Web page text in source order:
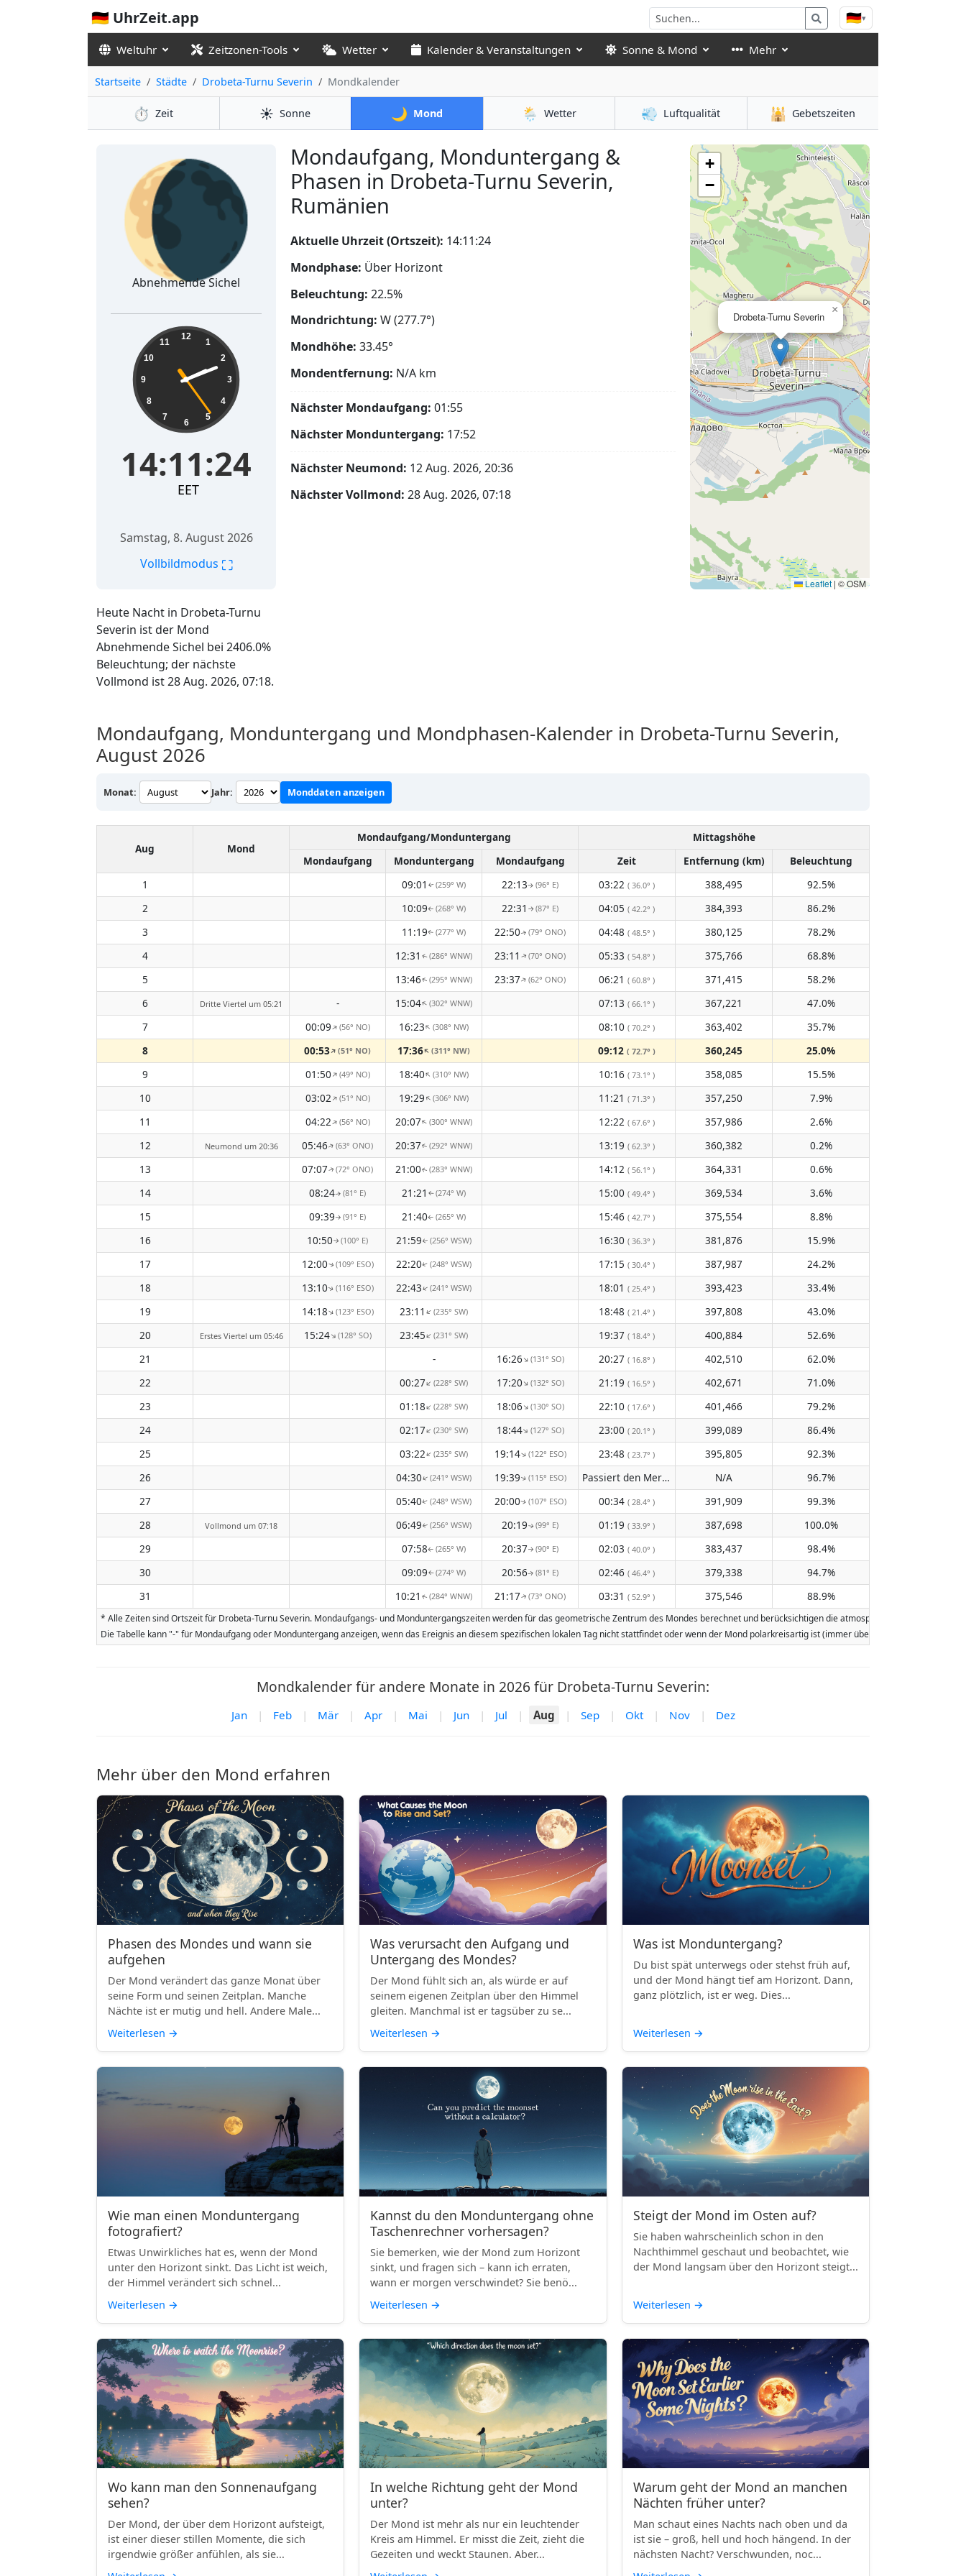
🇩🇪 UhrZeit.app 🇩🇪▾
Weltuhr Zeitzonen-Tools Wetter Kalender & Veranstaltungen Sonne & Mond Mehr
Startseite Städte Drobeta-Turnu Severin Mondkalender
⏱️ Zeit ☀️ Sonne 🌙 Mond 🌦️ Wetter 💨 Luftqualität 🕌 Gebetszeiten
Mondaufgang, Monduntergang &
Phasen in Drobeta-Turnu Severin,
Rumänien
Heute Nacht in Drobeta-Turnu
Severin ist der Mond
Abnehmende Sichel bei 2406.0%
Beleuchtung; der nächste
Vollmond ist 28 Aug. 2026, 07:18.
🌘
Abnehmende Sichel
14:11:25 12
1
2
3
4
5
6
7
8
9
10
11
14:11:25
EET
Samstag, 8. August 2026
Vollbildmodus ⛶
Aktuelle Uhrzeit (Ortszeit): 14:11:25
Mondphase: Über Horizont
Beleuchtung: 22.5%
Mondrichtung: W (277.7°)
Mondhöhe: 33.45°
Mondentfernung: N/A km
Nächster Mondaufgang: 01:55
Nächster Monduntergang: 17:52
Nächster Neumond: 12 Aug. 2026, 20:36
Nächster Vollmond: 28 Aug. 2026, 07:18
Drobeta-Turnu Severin
×
+
−
Leaflet | © OSM
Mondaufgang, Monduntergang und Mondphasen-Kalender in Drobeta-Turnu Severin,
August 2026
Monat: Jahr: Monddaten anzeigen
Aug Mond
Mondaufgang/Monduntergang
Mittagshöhe
Mondaufgang
Monduntergang Mondaufgang Zeit Entfernung (km)
Beleuchtung
1
09:01 ↑(259° W) 22:13↑(96° E) 03:22 ( 36.0° ) 388,495
92.5%
2
10:09↑(268° W) 22:31 ↑(87° E) 04:05 ( 42.2° ) 384,393
86.2%
3
11:19↑(277° W) 22:50↑(79° ONO) 04:48 ( 48.5° ) 380,125
78.2%
4
12:31 ↑(286° WNW) 23:11 ↑(70° ONO) 05:33 ( 54.8° ) 375,766
68.8%
5
13:46↑(295° WNW) 23:37↑(62° ONO) 06:21 ( 60.8° ) 371,415
58.2%
6
Dritte Viertel um 05:21 - 15:04↑(302° WNW) 07:13 ( 66.1° ) 367,221
47.0%
7
00:09↑(56° NO) 16:23↑(308° NW) 08:10 ( 70.2° ) 363,402
35.7%
8
00:53↑(51° NO) 17:36↑(311° NW) 09:12 ( 72.7° ) 360,245
25.0%
9
01:50↑(49° NO) 18:40↑(310° NW) 10:16 ( 73.1° ) 358,085
15.5%
10
03:02↑(51° NO) 19:29↑(306° NW) 11:21 ( 71.3° ) 357,250
7.9%
11
04:22↑(56° NO) 20:07↑(300° WNW) 12:22 ( 67.6° ) 357,986
2.6%
12
Neumond um 20:36 05:46↑(63° ONO) 20:37↑(292° WNW) 13:19 ( 62.3° ) 360,382
0.2%
13
07:07↑(72° ONO) 21:00↑(283° WNW) 14:12 ( 56.1° ) 364,331
0.6%
14
08:24↑(81° E) 21:21 ↑(274° W) 15:00 ( 49.4° ) 369,534
3.6%
15
09:39↑(91° E) 21:40↑(265° W) 15:46 ( 42.7° ) 375,554
8.8%
16
10:50↑(100° E) 21:59↑(256° WSW) 16:30 ( 36.3° ) 381,876
15.9%
17
12:00↑(109° ESO) 22:20↑(248° WSW) 17:15 ( 30.4° ) 387,987
24.2%
18
13:10↑(116° ESO) 22:43↑(241° WSW) 18:01 ( 25.4° ) 393,423
33.4%
19
14:18↑(123° ESO) 23:11↑(235° SW) 18:48 ( 21.4° ) 397,808
43.0%
20
Erstes Viertel um 05:46 15:24↑(128° SO) 23:45↑(231° SW) 19:37 ( 18.4° ) 400,884
52.6%
21
- 16:26↑(131° SO) 20:27 ( 16.8° ) 402,510
62.0%
22
00:27↑(228° SW) 17:20↑(132° SO) 21:19 ( 16.5° ) 402,671
71.0%
23
01:18↑(228° SW) 18:06↑(130° SO) 22:10 ( 17.6° ) 401,466
79.2%
24
02:17↑(230° SW) 18:44↑(127° SO) 23:00 ( 20.1° ) 399,089
86.4%
25
03:22↑(235° SW) 19:14↑(122° ESO) 23:48 ( 23.7° ) 395,805
92.3%
26
04:30↑(241° WSW) 19:39↑(115° ESO) Passiert den Meridian nicht ( N/A )
N/A
96.7%
27
05:40↑(248° WSW) 20:00↑(107° ESO) 00:34 ( 28.4° ) 391,909
99.3%
28
Vollmond um 07:18 06:49↑(256° WSW) 20:19↑(99° E) 01:19 ( 33.9° ) 387,698
100.0%
29
07:58↑(265° W) 20:37↑ (90° E) 02:03 ( 40.0° ) 383,437
98.4%
30
09:09↑(274° W) 20:56↑(81° E) 02:46 ( 46.4° ) 379,338
94.7%
31
10:21 ↑(284° WNW) 21:17↑(73° ONO) 03:31 ( 52.9° ) 375,546 88.9%
* Alle Zeiten sind Ortszeit für Drobeta-Turnu Severin. Mondaufgangs- und Monduntergangszeiten werden für das geometrische Zentrum des Mondes berechnet und berücksichtigen die atmosphärische
Die Tabelle kann "-" für Mondaufgang oder Monduntergang anzeigen, wenn das Ereignis an diesem spezifischen lokalen Tag nicht stattfindet oder wenn der Mond polarkreisartig ist (immer über oder immer unter
Mondkalender für andere Monate in 2026 für Drobeta-Turnu Severin:
Jan | Feb | Mär | Apr | Mai | Jun | Jul | Aug | Sep | Okt | Nov | Dez
Mehr über den Mond erfahren
Phasen des Mondes und wann sie
aufgehen
Der Mond verändert das ganze Monat über
seine Form und seinen Zeitplan. Manche
Nächte ist er mutig und hell. Andere Male...
Weiterlesen →
Was verursacht den Aufgang und
Untergang des Mondes?
Der Mond fühlt sich an, als würde er auf
seinem eigenen Zeitplan über den Himmel
gleiten. Manchmal ist er tagsüber zu se...
Weiterlesen →
Was ist Monduntergang?
Du bist spät unterwegs oder stehst früh auf,
und der Mond hängt tief am Horizont. Dann,
ganz plötzlich, ist er weg. Dies...
Weiterlesen →
Wie man einen Monduntergang
fotografiert?
Etwas Unwirkliches hat es, wenn der Mond
unter den Horizont sinkt. Das Licht ist weich,
der Himmel verändert sich schnel...
Weiterlesen →
Kannst du den Monduntergang ohne
Taschenrechner vorhersagen?
Sie bemerken, wie der Mond zum Horizont
sinkt, und fragen sich – kann ich erraten,
wann er morgen verschwindet? Sie benö...
Weiterlesen →
Steigt der Mond im Osten auf?
Sie haben wahrscheinlich schon in den
Nachthimmel geschaut und beobachtet, wie
der Mond langsam über den Horizont steigt...
Weiterlesen →
Wo kann man den Sonnenaufgang
sehen?
Der Mond, der über dem Horizont aufsteigt,
ist einer dieser stillen Momente, die sich
irgendwie größer anfühlen, als sie...
In welche Richtung geht der Mond
unter?
Der Mond ist mehr als nur ein leuchtender
Kreis am Himmel. Er misst die Zeit, zieht die
Gezeiten und weckt Staunen. Aber...
Warum geht der Mond an manchen
Nächten früher unter?
Man schaut eines Nachts nach oben und da
ist sie – groß, hell und hoch hängend. In der
nächsten Nacht? Verschwunden, noc...